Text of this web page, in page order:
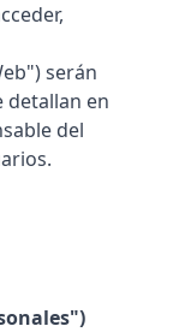
serán
detallan en
del